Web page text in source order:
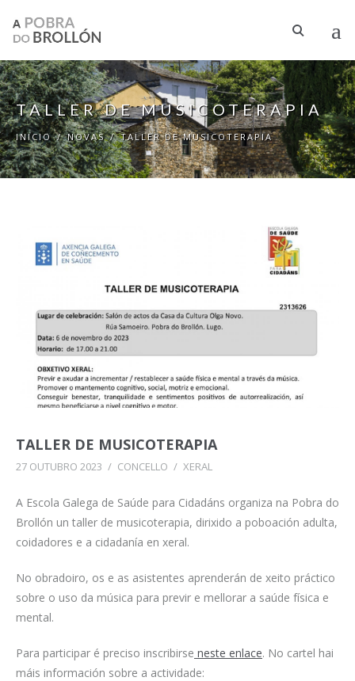
TALLER DE MUSICOTERAPIA
INICIO / NOVAS / TALLER DE MUSICOTERAPIA
TALLER DE MUSICOTERAPIA
27 OUTUBRO 2023 / CONCELLO / XERAL
A Escola Galega de Saúde para Cidadáns organiza na Pobra do
Brollón un taller de musicoterapia, dirixido a poboación adulta,
coidadores e a cidadanía en xeral.
No obradoiro, os e as asistentes aprenderán de xeito práctico
sobre o uso da música para previr e mellorar a saúde física e
mental.
Para participar é preciso inscribirse neste enlace. No cartel hai
máis información sobre a actividade: